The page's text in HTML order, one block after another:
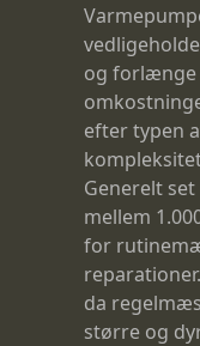
og forlænge
efter typen
Generelt
mellem
for
da
større og